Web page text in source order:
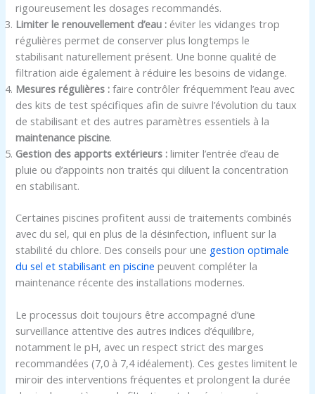
rigoureusement les dosages recommandés.
Limiter le renouvellement d’eau : éviter les vidanges trop
régulières permet de conserver plus longtemps le
stabilisant naturellement présent. Une bonne qualité de
filtration aide également à réduire les besoins de vidange.
Mesures régulières : faire contrôler fréquemment l’eau avec
des kits de test spécifiques afin de suivre l’évolution du taux
de stabilisant et des autres paramètres essentiels à la
maintenance piscine.
Gestion des apports extérieurs : limiter l’entrée d’eau de
pluie ou d’appoints non traités qui diluent la concentration
en stabilisant.
Certaines piscines profitent aussi de traitements combinés
avec du sel, qui en plus de la désinfection, influent sur la
stabilité du chlore. Des conseils pour une gestion optimale
du sel et stabilisant en piscine peuvent compléter la
maintenance récente des installations modernes.
Le processus doit toujours être accompagné d’une
surveillance attentive des autres indices d’équilibre,
notamment le pH, avec un respect strict des marges
recommandées (7,0 à 7,4 idéalement). Ces gestes limitent le
miroir des interventions fréquentes et prolongent la durée